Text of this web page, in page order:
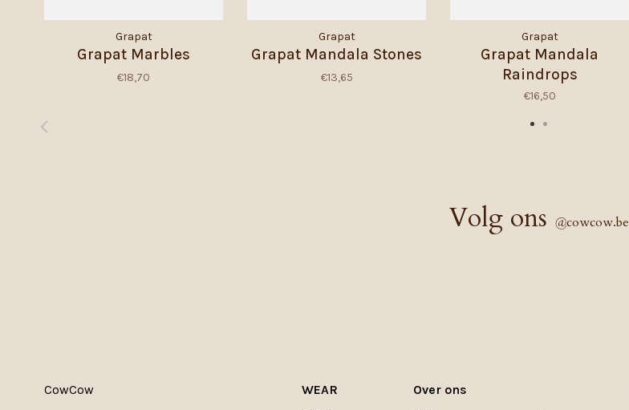
Grapat
Grapat Marbles
€18,70
Grapat
Grapat Mandala Stones
€13,65
Grapat
Grapat Mandala
Raindrops
€16,50
Volg ons @cowcow.be
CowCow
WEAR
Over ons